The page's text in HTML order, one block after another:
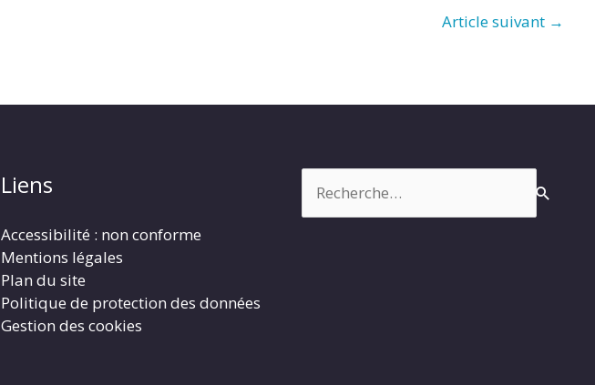
Article suivant →
Liens
Accessibilité : non conforme
Mentions légales
Plan du site
Politique de protection des données
Gestion des cookies